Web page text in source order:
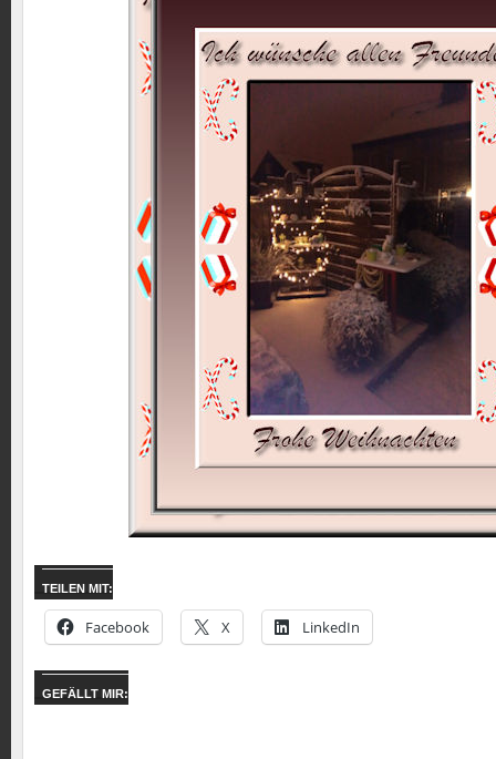
TEILEN MIT:
Facebook X LinkedIn
GEFÄLLT MIR: